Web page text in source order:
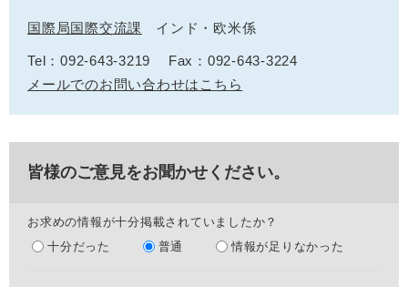
国際局国際交流課 インド・欧米係
Tel：092‐643‐3219
Fax：092-643-3224
メールでのお問い合わせはこちら
皆様のご意見をお聞かせください。
お求めの情報が十分掲載されていましたか？
十分だった
普通 情報が足りなかった